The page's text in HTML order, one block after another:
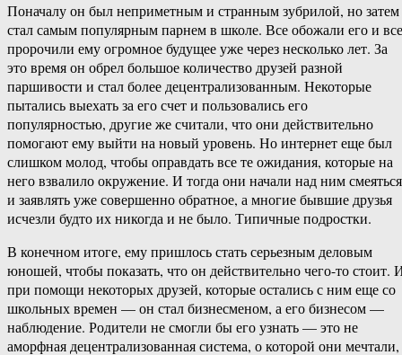
Поначалу он был неприметным и странным зубрилой, но затем
стал самым популярным парнем в школе. Все обожали его и все
пророчили ему огромное будущее уже через несколько лет. За
это время он обрел большое количество друзей разной
паршивости и стал более децентрализованным. Некоторые
пытались выехать за его счет и пользовались его
популярностью, другие же считали, что они действительно
помогают ему выйти на новый уровень. Но интернет еще был
слишком молод, чтобы оправдать все те ожидания, которые на
него взвалило окружение. И тогда они начали над ним смеяться
и заявлять уже совершенно обратное, а многие бывшие друзья
исчезли будто их никогда и не было. Типичные подростки.
В конечном итоге, ему пришлось стать серьезным деловым
юношей, чтобы показать, что он действительно чего-то стоит.
при помощи некоторых друзей, которые остались с ним еще со
школьных времен — он стал бизнесменом, а его бизнесом —
наблюдение. Родители не смогли бы его узнать — это не
аморфная децентрализованная система, о которой они мечтали,